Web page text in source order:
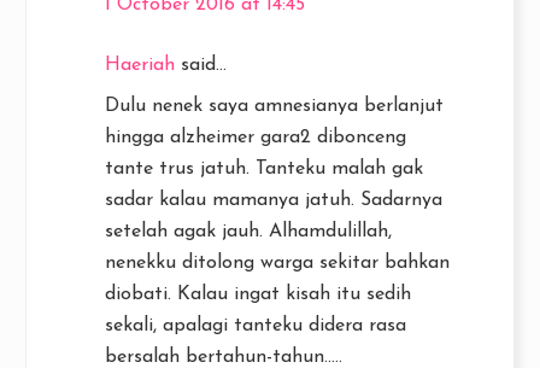
1 October 2016 at 14:45
Haeriah said...
Dulu nenek saya amnesianya berlanjut
hingga alzheimer gara2 dibonceng
tante trus jatuh. Tanteku malah gak
sadar kalau mamanya jatuh. Sadarnya
setelah agak jauh. Alhamdulillah,
nenekku ditolong warga sekitar bahkan
diobati. Kalau ingat kisah itu sedih
sekali, apalagi tanteku didera rasa
bersalah bertahun-tahun.....